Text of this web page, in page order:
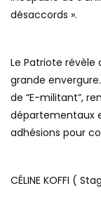
désaccords ».
Le Patriote révèle
grande
de “E-militant”,
départementaux
adhésions pour
CÉLINE KOFFI (